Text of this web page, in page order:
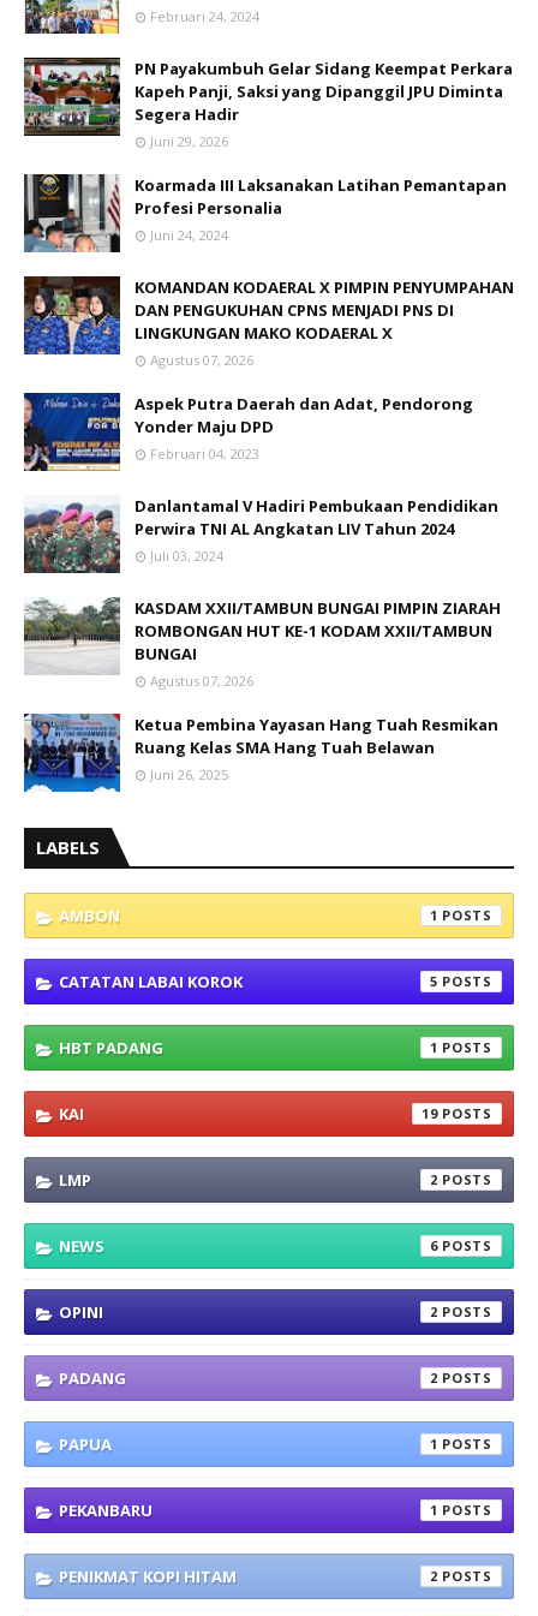
Februari 24, 2024
PN Payakumbuh Gelar Sidang Keempat Perkara
Kapeh Panji, Saksi yang Dipanggil JPU Diminta
Segera Hadir
Juni 29, 2026
Koarmada III Laksanakan Latihan Pemantapan
Profesi Personalia
Juni 24, 2024
KOMANDAN KODAERAL X PIMPIN PENYUMPAHAN
DAN PENGUKUHAN CPNS MENJADI PNS DI
LINGKUNGAN MAKO KODAERAL X
Agustus 07, 2026
Aspek Putra Daerah dan Adat, Pendorong
Yonder Maju DPD
Februari 04, 2023
Danlantamal V Hadiri Pembukaan Pendidikan
Perwira TNI AL Angkatan LIV Tahun 2024
Juli 03, 2024
KASDAM XXII/TAMBUN BUNGAI PIMPIN ZIARAH
ROMBONGAN HUT KE-1 KODAM XXII/TAMBUN
BUNGAI
Agustus 07, 2026
Ketua Pembina Yayasan Hang Tuah Resmikan
Ruang Kelas SMA Hang Tuah Belawan
Juni 26, 2025
LABELS
AMBON 1
CATATAN LABAI KOROK 5
HBT PADANG 1
KAI 19
LMP 2
NEWS 6
OPINI 2
PADANG 2
PAPUA 1
PEKANBARU 1
PENIKMAT KOPI HITAM 2